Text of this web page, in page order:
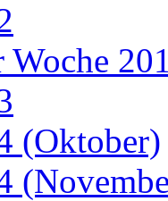
Woche
(Oktober)